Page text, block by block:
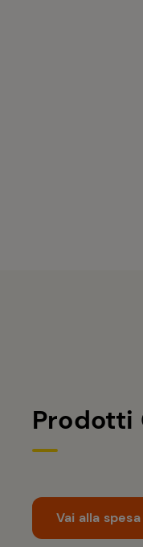
Prodotti
Vai alla